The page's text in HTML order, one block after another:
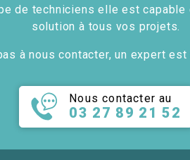
de techniciens elle est capable
solution à tous vos projets.
à nous contacter, un expert est
Nous contacter au
03 27 89 21 52